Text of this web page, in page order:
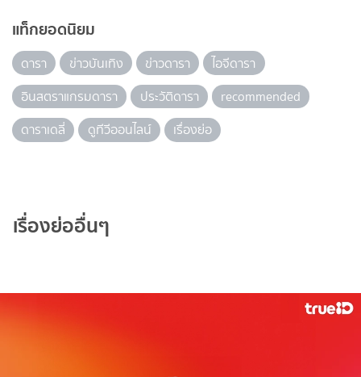
แท็กยอดนิยม
ดารา ข่าวบันเทิง ข่าวดารา
ไอจีดารา
อินสตราแกรมดารา
ประวัติดารา
recommended
ดาราเดลี่
ดูทีวีออนไลน์ เรื่องย่อ
เรื่องย่ออื่นๆ